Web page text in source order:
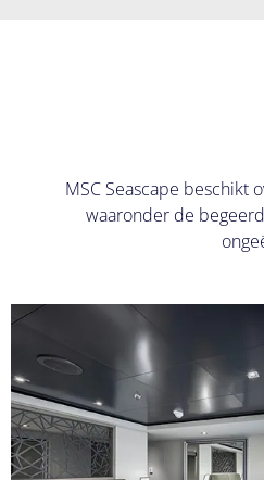
MSC Seascape beschikt
waaronder de